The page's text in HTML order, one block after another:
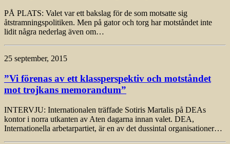
PÅ PLATS: Valet var ett bakslag för de som motsatte sig
åtstramningspolitiken. Men på gator och torg har motståndet inte
lidit några nederlag även om…
25 september, 2015
”Vi förenas av ett klassperspektiv och motståndet
mot trojkans memorandum”
INTERVJU: Internationalen träffade Sotiris Martalis på DEAs
kontor i norra utkanten av Aten dagarna innan valet. DEA,
Internationella arbetarpartiet, är en av det dussintal organisationer…